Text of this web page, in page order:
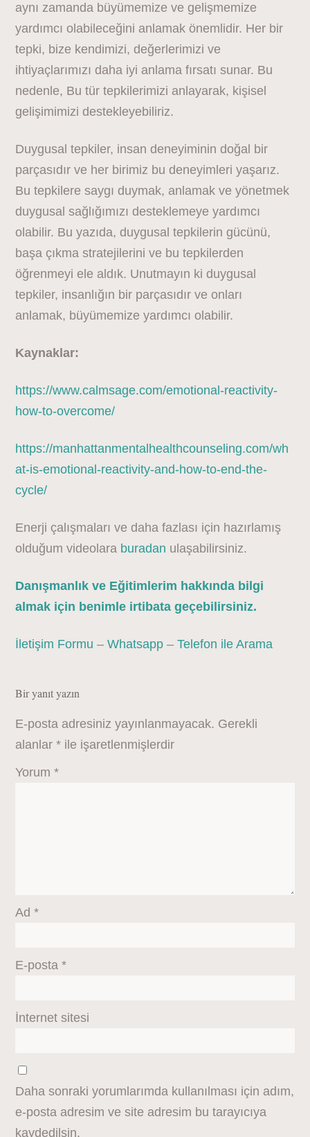
aynı zamanda büyümemize ve gelişmemize
yardımcı olabileceğini anlamak önemlidir. Her bir
tepki, bize kendimizi, değerlerimizi ve
ihtiyaçlarımızı daha iyi anlama fırsatı sunar. Bu
nedenle, Bu tür tepkilerimizi anlayarak, kişisel
gelişimimizi destekleyebiliriz.
Duygusal tepkiler, insan deneyiminin doğal bir
parçasıdır ve her birimiz bu deneyimleri yaşarız.
Bu tepkilere saygı duymak, anlamak ve yönetmek
duygusal sağlığımızı desteklemeye yardımcı
olabilir. Bu yazıda, duygusal tepkilerin gücünü,
başa çıkma stratejilerini ve bu tepkilerden
öğrenmeyi ele aldık. Unutmayın ki duygusal
tepkiler, insanlığın bir parçasıdır ve onları
anlamak, büyümemize yardımcı olabilir.
Kaynaklar:
https://www.calmsage.com/emotional-reactivity-
how-to-overcome/
https://manhattanmentalhealthcounseling.com/wh
at-is-emotional-reactivity-and-how-to-end-the-
cycle/
Enerji çalışmaları ve daha fazlası için hazırlamış
olduğum videolara buradan ulaşabilirsiniz.
Danışmanlık ve Eğitimlerim hakkında bilgi
almak için benimle irtibata geçebilirsiniz.
İletişim Formu –Whatsapp –Telefon ile Arama
Bir yanıt yazın
E-posta adresiniz yayınlanmayacak. Gerekli
alanlar* ile işaretlenmişlerdir
Yorum*
Ad*
E-posta*
İnternet sitesi
Daha sonraki yorumlarımda kullanılması için adım,
e-posta adresim ve site adresim bu tarayıcıya
kaydedilsin.